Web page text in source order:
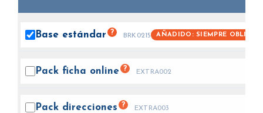
Base estándar ? BRK0215 AÑADIDO: SIEMPRE
Pack ficha online ? EXTRA002
Pack direcciones ? EXTRA003